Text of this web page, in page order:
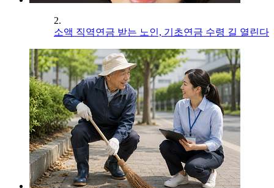
2.
소액 직역연금 받는 노인, 기초연금 수령 길 열린다